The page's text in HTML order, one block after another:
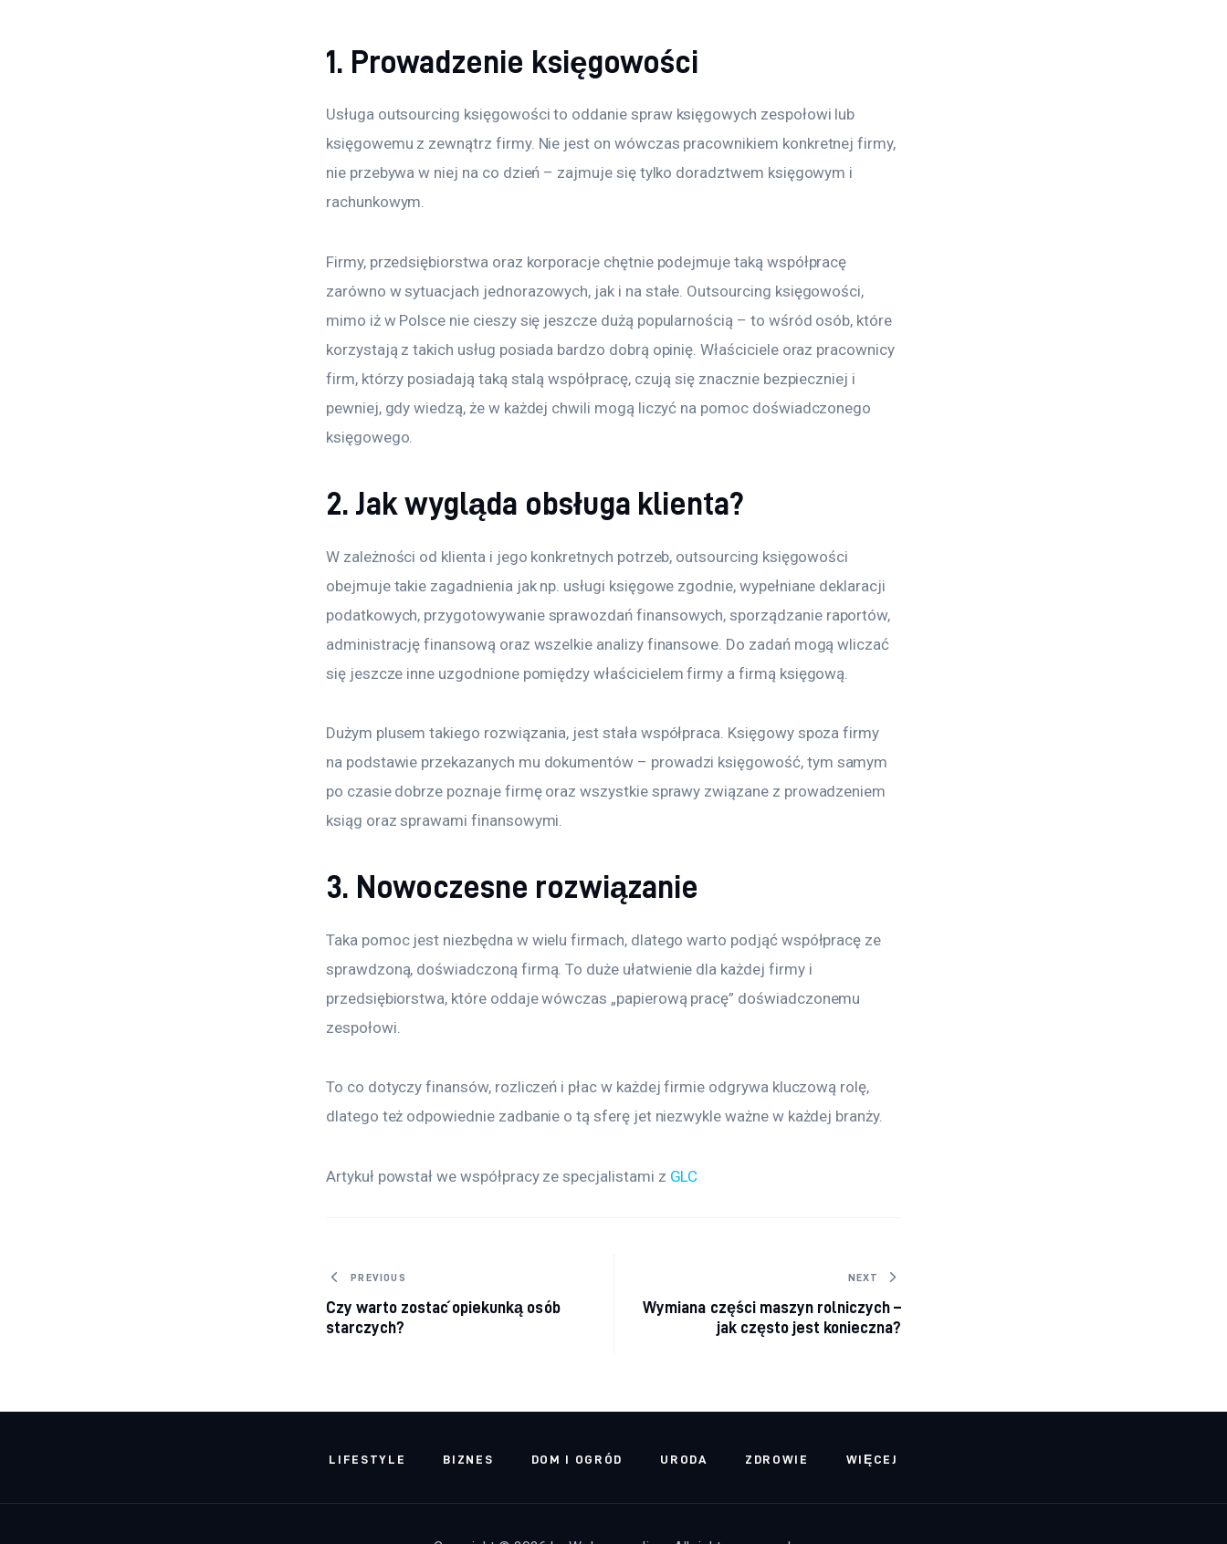
1. Prowadzenie księgowości
Usługa outsourcing księgowości to oddanie spraw księgowych zespołowi lub
księgowemu z zewnątrz firmy. Nie jest on wówczas pracownikiem konkretnej firmy,
nie przebywa w niej na co dzień – zajmuje się tylko doradztwem księgowym i
rachunkowym.
Firmy, przedsiębiorstwa oraz korporacje chętnie podejmuje taką współpracę
zarówno w sytuacjach jednorazowych, jak i na stałe. Outsourcing księgowości,
mimo iż w Polsce nie cieszy się jeszcze dużą popularnością – to wśród osób, które
korzystają z takich usług posiada bardzo dobrą opinię. Właściciele oraz pracownicy
firm, którzy posiadają taką stalą współpracę, czują się znacznie bezpieczniej i
pewniej, gdy wiedzą, że w każdej chwili mogą liczyć na pomoc doświadczonego
księgowego.
2. Jak wygląda obsługa klienta?
W zależności od klienta i jego konkretnych potrzeb, outsourcing księgowości
obejmuje takie zagadnienia jak np. usługi księgowe zgodnie, wypełniane deklaracji
podatkowych, przygotowywanie sprawozdań finansowych, sporządzanie raportów,
administrację finansową oraz wszelkie analizy finansowe. Do zadań mogą wliczać
się jeszcze inne uzgodnione pomiędzy właścicielem firmy a firmą księgową.
Dużym plusem takiego rozwiązania, jest stała współpraca. Księgowy spoza firmy
na podstawie przekazanych mu dokumentów – prowadzi księgowość, tym samym
po czasie dobrze poznaje firmę oraz wszystkie sprawy związane z prowadzeniem
ksiąg oraz sprawami finansowymi.
3. Nowoczesne rozwiązanie
Taka pomoc jest niezbędna w wielu firmach, dlatego warto podjąć współpracę ze
sprawdzoną, doświadczoną firmą. To duże ułatwienie dla każdej firmy i
przedsiębiorstwa, które oddaje wówczas „papierową pracę” doświadczonemu
zespołowi.
To co dotyczy finansów, rozliczeń i płac w każdej firmie odgrywa kluczową rolę,
dlatego też odpowiednie zadbanie o tą sferę jet niezwykle ważne w każdej branży.
Artykuł powstał we współpracy ze specjalistami z GLC
Nawigacja wpisu
PREVIOUS
Czy warto zostać opiekunką osób
starczych?
NEXT
Wymiana części maszyn rolniczych –
jak często jest konieczna?
LIFESTYLE BIZNES DOM I OGRÓD URODA ZDROWIE WIĘCEJ